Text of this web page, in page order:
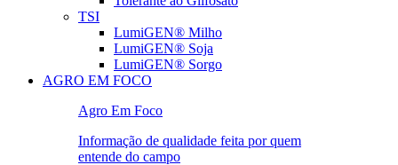
TSI
LumiGEN® Milho
LumiGEN® Soja
LumiGEN® Sorgo
AGRO EM FOCO
Agro Em Foco
Informação de qualidade feita por quem
entende do campo